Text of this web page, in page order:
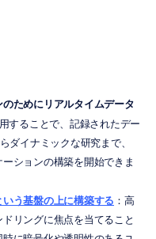
ためにリアルタイムデータ
することで、記録されたデー
ダイナミックな研究まで、
ションの構築を開始できま
う基盤の上に構築する ：高
リングに焦点を当てること